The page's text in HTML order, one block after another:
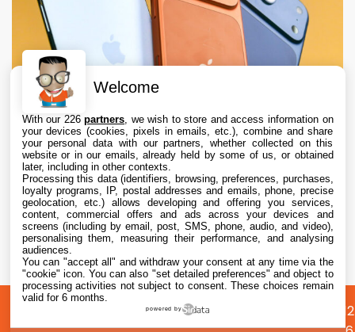
Apple augmente les valeurs de reprise des
iPhone, iPad, Mac et Apple Watch
6 Aug. 2026 • 19:02
Préférences
Confidentialité
©
Welcome
With our 226partners , we wish to store and access information on
your devices (cookies, pixels in emails, etc.), combine and share
your personal data with our partners, whether collected on this
website or in our emails, already held by some of us, or obtained
later, including in other contexts.
Processing this data (identifiers, browsing, preferences, purchases,
loyalty programs, IP, postal addresses and emails, phone, precise
geolocation, etc.) allows developing and offering you services,
content, commercial offers and ads across your devices and
screens (including by email, post, SMS, phone, audio, and video),
personalising them, measuring their performance, and analysing
audiences.
You can "accept all" and withdraw your consent at any time via the
"cookie" icon. You can also "set detailed preferences" and object to
processing activities not subject to consent. These choices remain
valid for 6 months.
powered by